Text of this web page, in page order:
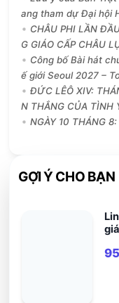
ang tham dự Đại hội
CHÂU PHI LẦN
G GIÁO CẤP CHÂU
Công bố Bài hát
ế giới Seoul 2027 –
ĐỨC LÊÔ XIV:
N THẮNG CỦA TÌNH
NGÀY 10 THÁNG
GỢI Ý CHO BẠN